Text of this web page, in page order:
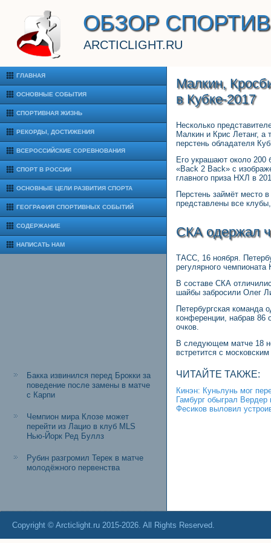
ОБЗОР
ARCTICLIGHT.RU
ГЛАВНАЯ
ОСНОВНЫЕ СОБЫТИЯ
СПОРТИВНАЯ ЖИЗНЬ
РЕКОРДЫ, ДОСТИЖЕНИЯ
ВСЕРОССИЙСКИЕ СОРЕВНОВАНИЯ
СПОРТ В РОССИИ
ОСНОВНЫЕ ЦЕЛИ РАЗВИТИЯ СПОРТА
ГЕОГРАФИЯ СПОРТИВНЫХ СОБЫТИЙ
СОДЕРЖАНИЕ
НАПИСАТЬ НАМ
Бакка извинился перед Брокки за
поведение после замены в матче
с Карпи
Чемпион мира Клозе может
перейти из Лацио в клуб MLS
Нью-Йорк Ред Буллз
Рубин разгромил Терек в матче
молодёжного первенства
Малкин,
в Кубке-2017
Несколько
Малкин и Крис Летанг,
перстень обладателя
Его украшают около
«Back 2 Back» с
главного приза НХЛ в
Перстень займёт место
представлены все
СКА одержал
ТАСС, 16 ноября.
регулярного
В составе СКА
шайбы забросили Олег
Петербургская команда
конференции, набрав 86
очков.
В следующем матче 18
встретится с
ЧИТАЙТЕ ТАКЖЕ:
Кинэн: Куньлунь мог
Гамбург обыграл
Фесиков выловил
Copyright © Arcticlight.ru 2015-2026. All Rights Reserved.